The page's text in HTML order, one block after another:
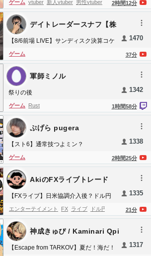
編-【 新人vtuber / 弐十 】
2時間12分
ゲーム vtuber 新人vtuber 男性vtuber
vtuber
ラ 企業勢 最強無敵連合
【8/6前場 LIVE】サンディスク決算コケ
て キオクシア下落、、、かも、、、
デイトレーダースナフ【株
37分
1470
ゲーム
祭りの後
軍師ミノル
1時間58分
1342
ゲーム Rust
【スト6】通常技つよミン？
ぷげら pugera
2時間25分
1338
ゲーム
【FXライブ】日米協調介入後？ドル円
157.5円まで戻す！反発は？FXで稼いで
家を建てろ Aki 34日目 8:50~
AkiのFXライブトレード
21分
1335
エンターテイメント FX ライブ ドル円
ンド円
で 帰れません CFD 日経平均
【Escape from TARKOV】夏だ！海だ！
神成きゅぴ / Kaminari Qpi
1317